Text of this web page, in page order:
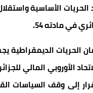
الأساسية
في مادته 54.
الحريات الديمقراطية
الأوروبي المالي
إلى وقف السياسات